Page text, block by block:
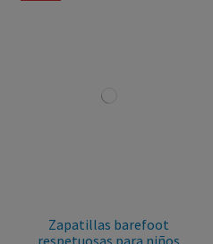
Zapatillas barefoot